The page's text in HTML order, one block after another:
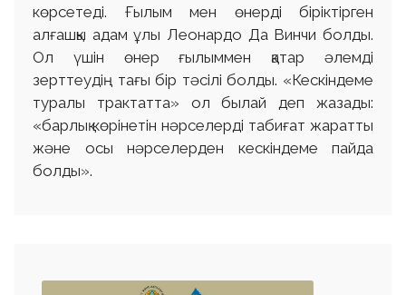
көрсетеді. Ғылым мен өнерді біріктірген
алғашқы адам ұлы Леонардо Да Винчи болды.
Ол үшін өнер ғылыммен қатар әлемді
зерттеудің тағы бір тәсілі болды. «Кескіндеме
туралы трактатта» ол былай деп жазады:
«барлық көрінетін нәрселерді табиғат жаратты
және осы нәрселерден кескіндеме пайда
болды».